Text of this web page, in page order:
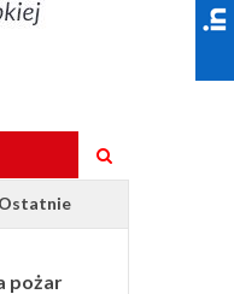
Ostatnie
pożar